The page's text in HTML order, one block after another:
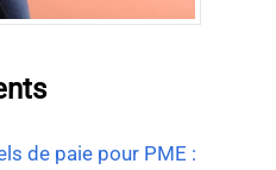
de paie pour PME :